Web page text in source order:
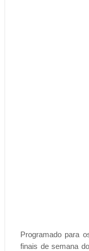
Programado para
finais de semana